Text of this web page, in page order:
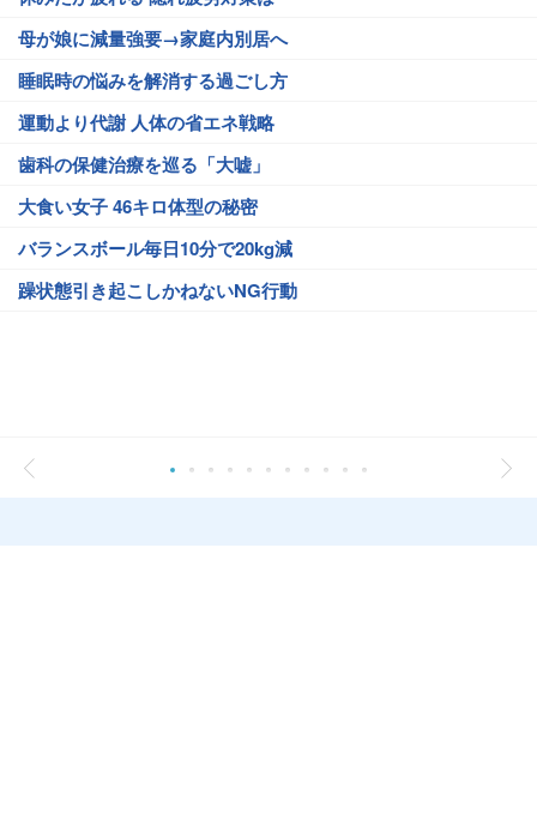
母が娘に減量強要→家庭内別居へ
睡眠時の悩みを解消する過ごし方
運動より代謝 人体の省エネ戦略
歯科の保健治療を巡る「大嘘」
大食い女子 46キロ体型の秘密
バランスボール毎日10分で20kg減
躁状態引き起こしかねないNG行動